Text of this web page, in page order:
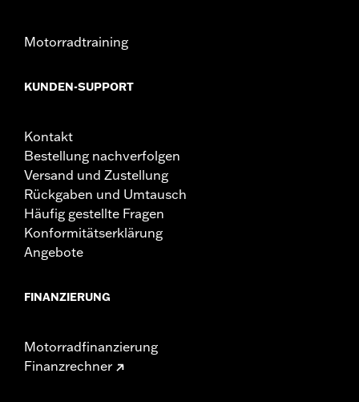
Motorradtraining
KUNDEN-SUPPORT
Kontakt
Bestellung nachverfolgen
Versand und Zustellung
Rückgaben und Umtausch
Häufig gestellte Fragen
Konformitätserklärung
Angebote
FINANZIERUNG
Motorradfinanzierung
Finanzrechner